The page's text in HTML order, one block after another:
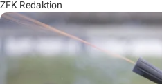
ZFK Redaktion